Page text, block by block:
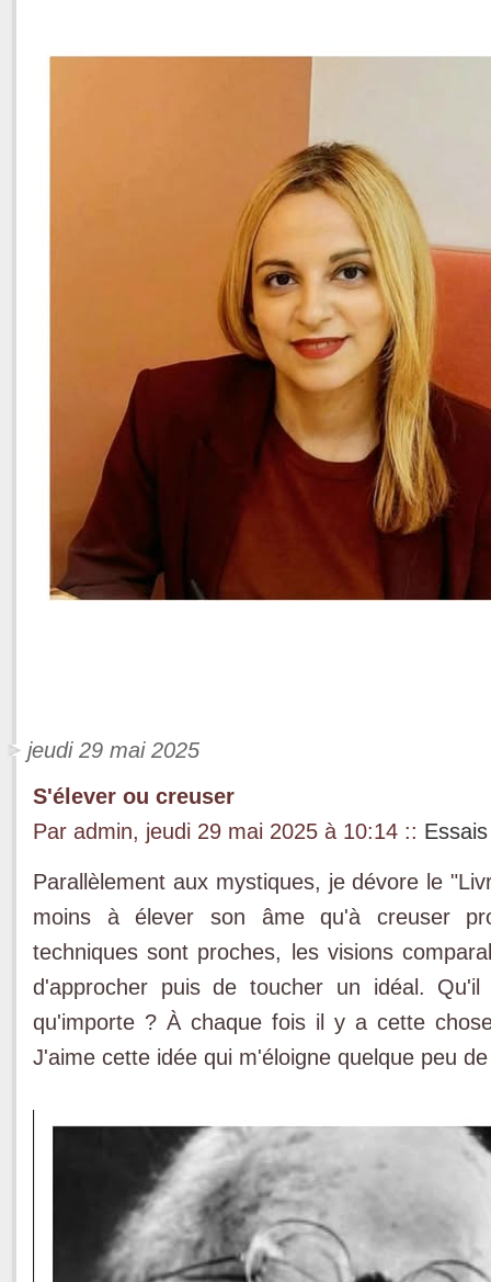
jeudi 29 mai 2025
S'élever ou creuser
Par admin, jeudi 29 mai 2025 à 10:14 ::
Parallèlement aux mystiques, je dévore le
moins à élever son âme qu'à creuser
techniques sont proches, les visions
d'approcher puis de toucher un idéal.
qu'importe ? À chaque fois il y a cette
J'aime cette idée qui m'éloigne quelque peu